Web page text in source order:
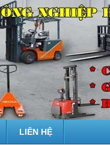
LIÊN HỆ